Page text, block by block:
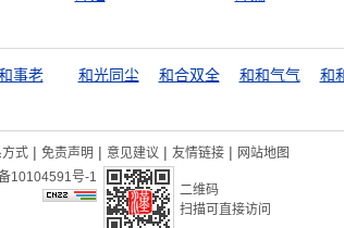
事老 和光同尘 和合双全 和和气气
和
式 | 免责声明 | 意见建议 | 友情链接 | 网站地图
10104591号-1
二维码
扫描可直接访问